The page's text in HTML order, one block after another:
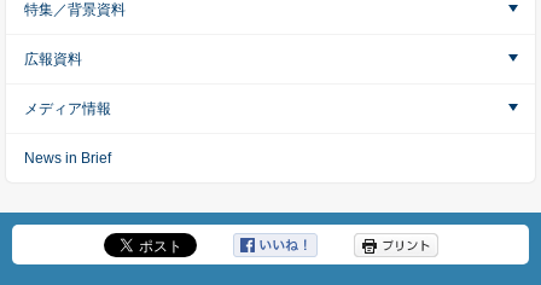
特集／背景資料
広報資料
メディア情報
News in Brief